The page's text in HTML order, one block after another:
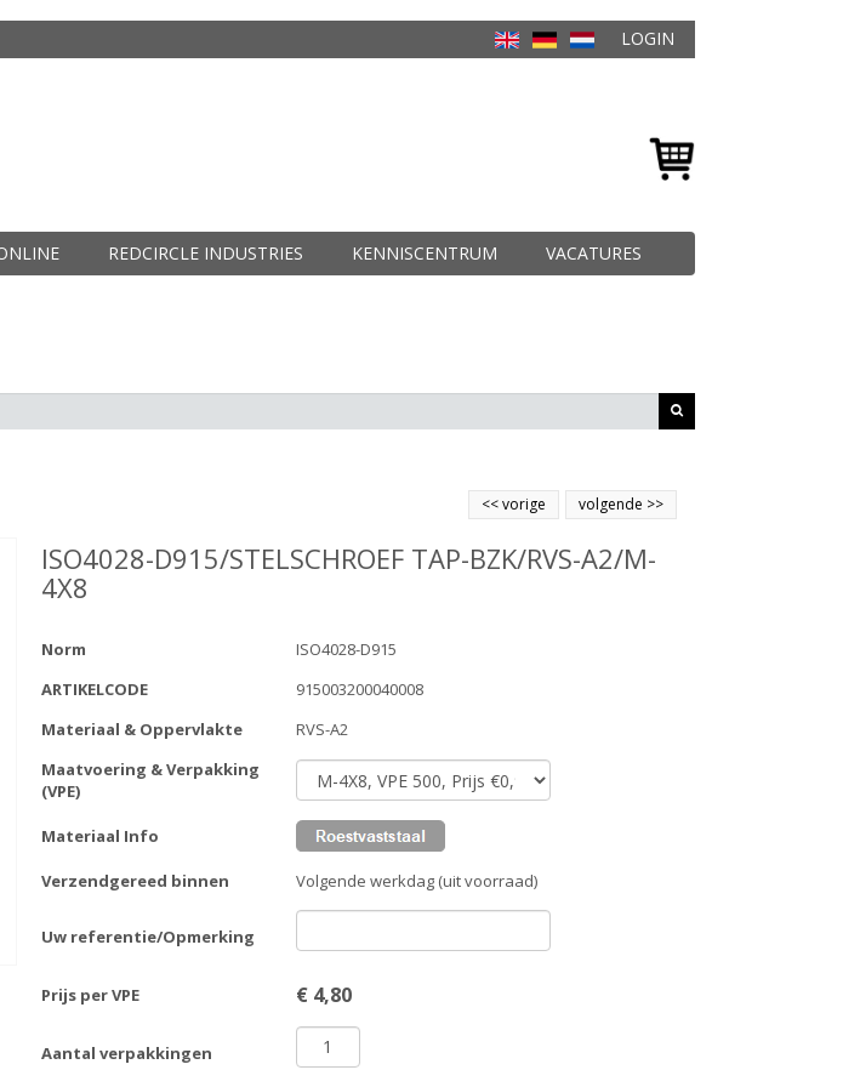
LOGIN
REDCIRCLE INDUSTRIES KENNISCENTRUM VACATURES
volgende >>
<<vorige
ISO4028-D915/STELSCHROEF TAP-BZK/RVS-A2/M-
4X8
Norm
ISO4028-D915
ARTIKELCODE
915003200040008
Materiaal & Oppervlakte
RVS-A2
Maatvoering & Verpakking
(VPE)
Materiaal Info
Verzendgereed binnen Volgende werkdag (uit voorraad)
Uw referentie/Opmerking
Prijs per VPE € 4,80
Aantal verpakkingen